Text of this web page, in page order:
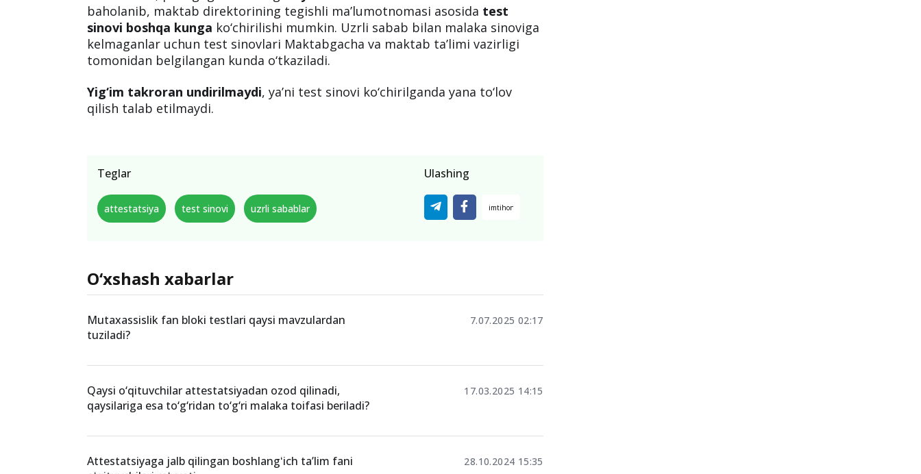
baholanib, maktab direktorining tegishli ma’lumotnomasi asosida test
sinovi boshqa kunga ko‘chirilishi mumkin. Uzrli sabab bilan malaka sinoviga
kelmaganlar uchun test sinovlari Maktabgacha va maktab ta’limi vazirligi
tomonidan belgilangan kunda o‘tkaziladi.
Yig‘im takroran undirilmaydi, ya’ni test sinovi ko‘chirilganda yana to‘lov
qilish talab etilmaydi.
Teglar
attestatsiya test sinovi uzrli sabablar
Ulashing
O‘xshash xabarlar
Mutaxassislik fan bloki testlari qaysi mavzulardan
tuziladi?
7.07.2025 02:17
Qaysi o‘qituvchilar attestatsiyadan ozod qilinadi,
qaysilariga esa to‘g‘ridan to‘g‘ri malaka toifasi beriladi?
17.03.2025 14:15
Attestatsiyaga jalb qilingan boshlangʻich ta’lim fani
28.10.2024 15:35